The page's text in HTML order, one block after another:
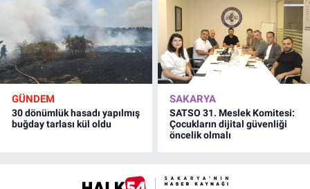
GÜNDEM
30 dönümlük hasadı yapılmış
buğday tarlası kül oldu
SAKARYA
SATSO 31. Meslek Komitesi:
Çocukların dijital güvenliği
öncelik olmalı